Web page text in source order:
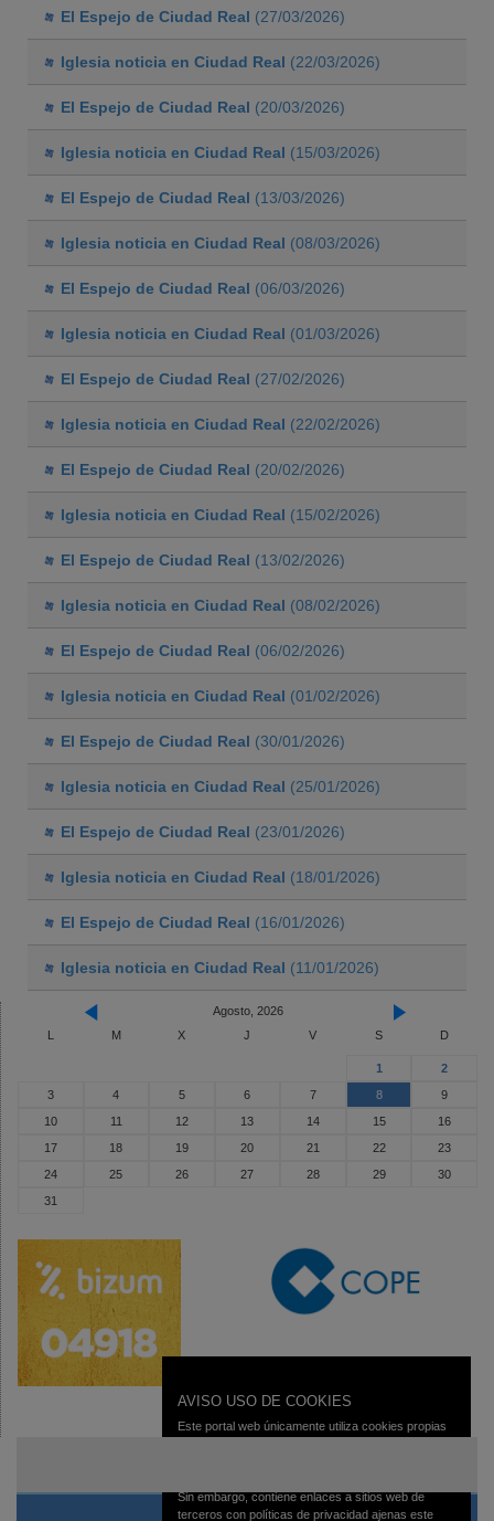
El Espejo de Ciudad Real (27/03/2026)
Iglesia noticia en Ciudad Real (22/03/2026)
El Espejo de Ciudad Real (20/03/2026)
Iglesia noticia en Ciudad Real (15/03/2026)
El Espejo de Ciudad Real (13/03/2026)
Iglesia noticia en Ciudad Real (08/03/2026)
El Espejo de Ciudad Real (06/03/2026)
Iglesia noticia en Ciudad Real (01/03/2026)
El Espejo de Ciudad Real (27/02/2026)
Iglesia noticia en Ciudad Real (22/02/2026)
El Espejo de Ciudad Real (20/02/2026)
Iglesia noticia en Ciudad Real (15/02/2026)
El Espejo de Ciudad Real (13/02/2026)
Iglesia noticia en Ciudad Real (08/02/2026)
El Espejo de Ciudad Real (06/02/2026)
Iglesia noticia en Ciudad Real (01/02/2026)
El Espejo de Ciudad Real (30/01/2026)
Iglesia noticia en Ciudad Real (25/01/2026)
El Espejo de Ciudad Real (23/01/2026)
Iglesia noticia en Ciudad Real (18/01/2026)
El Espejo de Ciudad Real (16/01/2026)
Iglesia noticia en Ciudad Real (11/01/2026)
Agosto, 2026
L
M X J V S D
1
2
3
4 5 6 7 8
9
10
11 12 13 14 15
16
17
18 19 20 21 22
23
24
25 26 27 28 29
30
31
AVISO USO DE COOKIES
Este portal web únicamente utiliza cookies propias
Sin embargo, contiene enlaces a sitios web de
terceros con políticas de privacidad ajenas este